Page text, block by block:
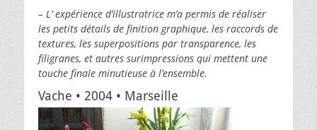
– L’ expérience d’illustratrice m’a permis de réaliser
les petits détails de finition graphique, les raccords de
textures, les superpositions par transparence, les
filigranes, et autres surimpressions qui mettent une
touche finale minutieuse à l’ensemble.
Vache • 2004 • Marseille